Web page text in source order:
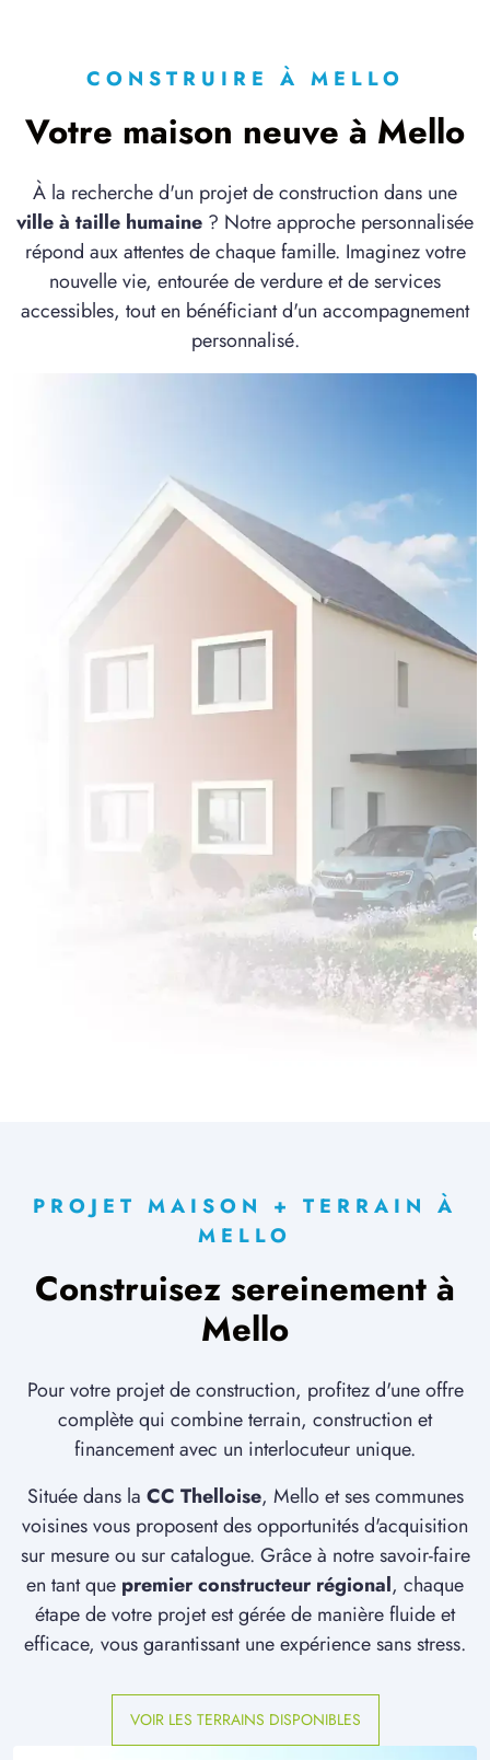
Saint-Aubin-sous-Erquery(60600)
2 OFFRES MAISON ET TERRAIN
àSaint-Martin-Longueau(60700)
4 OFFRES MAISON ET TERRAIN
Senlis (60300)
1 OFFRE MAISON ET TERRAIN
Ully-Saint-Georges(60730)
2 OFFRES MAISON ET TERRAIN
(60550)
CONSTRUIRE À MELLO
Votre maison neuve à Mello
À la recherche d'un projet de construction dans une
ville à taille humaine ? Notre approche personnalisée
répond aux attentes de chaque famille. Imaginez votre
nouvelle vie, entourée de verdure et de services
accessibles, tout en bénéficiant d'un accompagnement
personnalisé.
PROJET MAISON + TERRAIN À
MELLO
Construisez sereinement à
Mello
Pour votre projet de construction, profitez d'une offre
complète qui combine terrain, construction et
financement avec un interlocuteur unique.
Située dans la CC Thelloise, Mello et ses communes
voisines vous proposent des opportunités d'acquisition
sur mesure ou sur catalogue. Grâce à notre savoir-faire
en tant que premier constructeur régional, chaque
étape de votre projet est gérée de manière fluide et
efficace, vous garantissant une expérience sans stress.
VOIR LES TERRAINS DISPONIBLES